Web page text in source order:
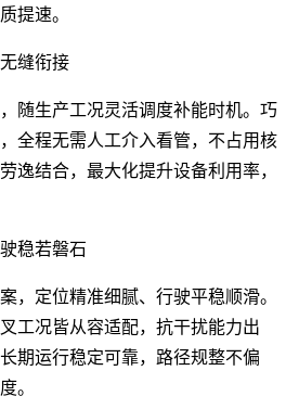
提速。
缝衔接
随生产工况灵活调度补能时机。巧
全程无需人工介入看管，不占用核
逸结合，最大化提升设备利用率，
稳若磐石
，定位精准细腻、行驶平稳顺滑。
工况皆从容适配，抗干扰能力出
期运行稳定可靠，路径规整不偏
。